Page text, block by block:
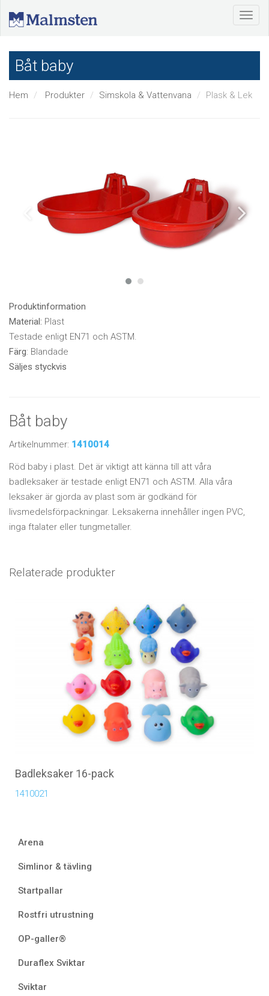
Båt baby
Hem Produkter Simskola & Vattenvana Plask & Lek
Produktinformation
Material: Plast
Testade enligt EN71 och ASTM.
Färg: Blandade
Säljes styckvis
Båt baby
Artikelnummer: 1410014
Röd baby i plast. Det är viktigt att känna till att våra
badleksaker är testade enligt EN71 och ASTM. Alla våra
leksaker är gjorda av plast som är godkänd för
livsmedelsförpackningar. Leksakerna innehåller ingen PVC,
inga ftalater eller tungmetaller.
Relaterade produkter
Badleksaker 16-pack
1410021
Arena
Simlinor & tävling
Startpallar
Rostfri utrustning
OP-galler®
Duraflex Sviktar
Sviktar